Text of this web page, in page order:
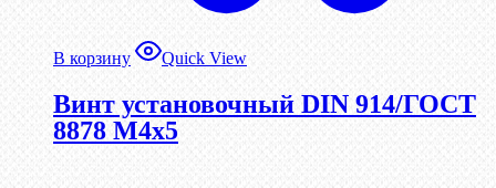
В корзину Quick View
Винт установочный DIN 914/ГОСТ
8878 M4x5